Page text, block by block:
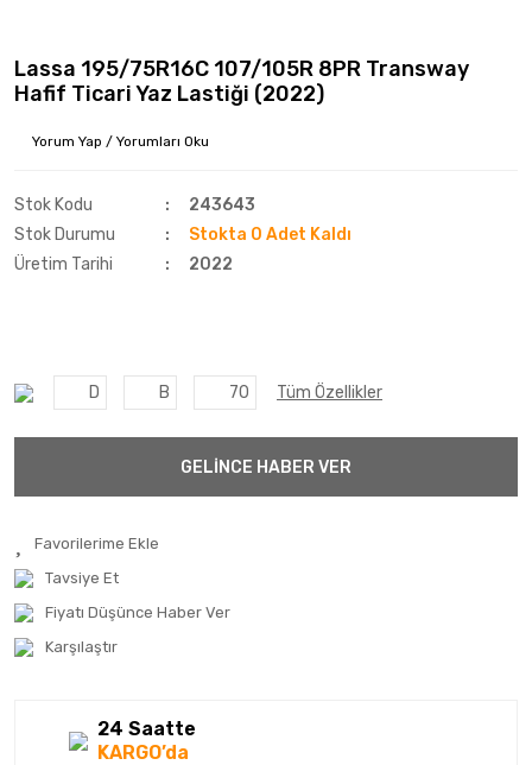
Lassa 195/75R16C 107/105R 8PR Transway
Hafif Ticari Yaz Lastiği (2022)
Yorum Yap / Yorumları Oku
Stok Kodu
243643
Stok Durumu
Stokta 0 Adet Kaldı
Üretim Tarihi
2022
D B 70 Tüm Özellikler
GELİNCE HABER VER
Tavsiye Et
Fiyatı Düşünce Haber Ver
Karşılaştır
24 Saatte
KARGO’da